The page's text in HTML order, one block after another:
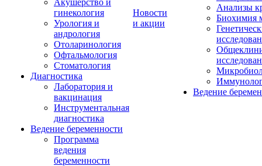
Акушерство и
гинекология
Урология и
андрология
Отоларинология
Офтальмология
Стоматология
Диагностика
Лаборатория и
вакцинация
Инструментальная
диагностика
Ведение беременности
Программа
ведения
беременности
Новости
и акции
Анализы
Биохимия
Ведение